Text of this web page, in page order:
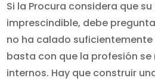
Si la Procura considera que
imprescindible, debe
no ha calado suficientemente
basta con que la profesión se
internos. Hay que construir